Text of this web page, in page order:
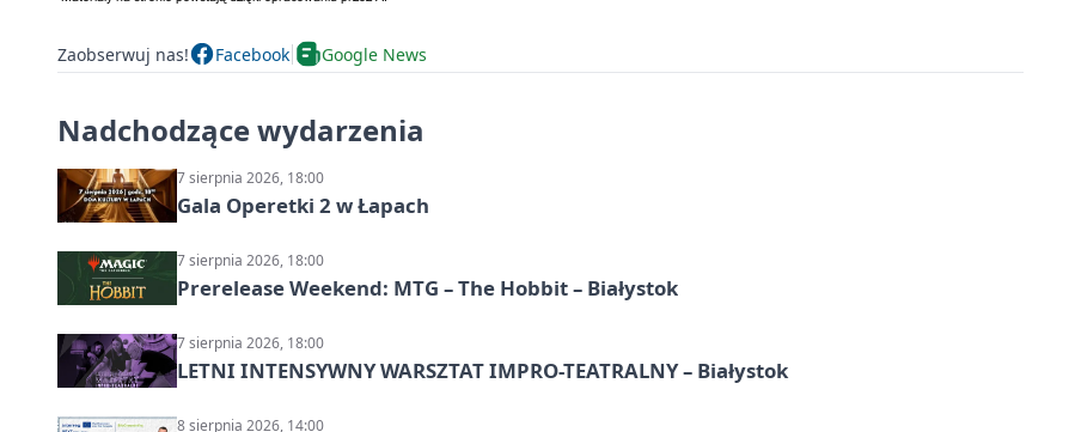
Zaobserwuj nas! Facebook Google News
Nadchodzące wydarzenia
7 sierpnia 2026, 18:00
Gala Operetki 2 w Łapach
7 sierpnia 2026, 18:00
Prerelease Weekend: MTG – The Hobbit – Białystok
7 sierpnia 2026, 18:00
LETNI INTENSYWNY WARSZTAT IMPRO-TEATRALNY – Białystok
8 sierpnia 2026, 14:00